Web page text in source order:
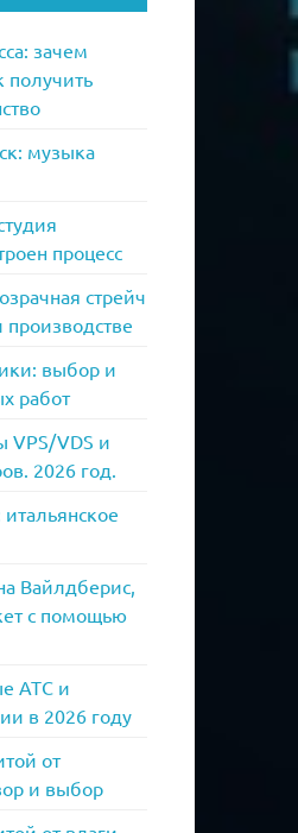
зачем
получить
музыка
процесс
стрейч
производстве
выбор и
работ
VPS/VDS и
2026 год.
Вайлдберис,
с помощью
АТС и
в 2026 году
от
и выбор